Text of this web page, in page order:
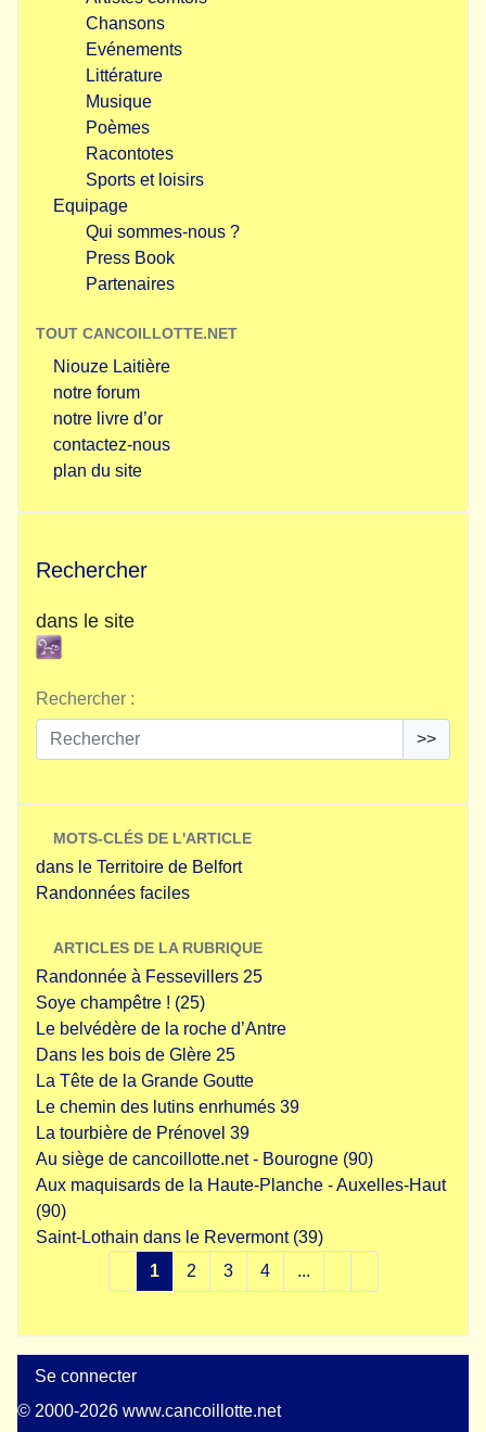
Chansons
Evénements
Littérature
Musique
Poèmes
Racontotes
Sports et loisirs
Equipage
Qui sommes-nous ?
Press Book
Partenaires
TOUT CANCOILLOTTE.NET
Niouze Laitière
notre forum
notre livre d’or
contactez-nous
plan du site
Rechercher
dans le site
Rechercher :
>>
MOTS-CLÉS DE L'ARTICLE
dans le Territoire de Belfort
Randonnées faciles
ARTICLES DE LA RUBRIQUE
Randonnée à Fessevillers 25
Soye champêtre ! (25)
Le belvédère de la roche d’Antre
Dans les bois de Glère 25
La Tête de la Grande Goutte
Le chemin des lutins enrhumés 39
La tourbière de Prénovel 39
Au siège de cancoillotte.net - Bourogne (90)
Aux maquisards de la Haute-Planche - Auxelles-Haut
(90)
Saint-Lothain dans le Revermont (39)
1
2 3 4 ...
Se connecter
© 2000-2026 www.cancoillotte.net